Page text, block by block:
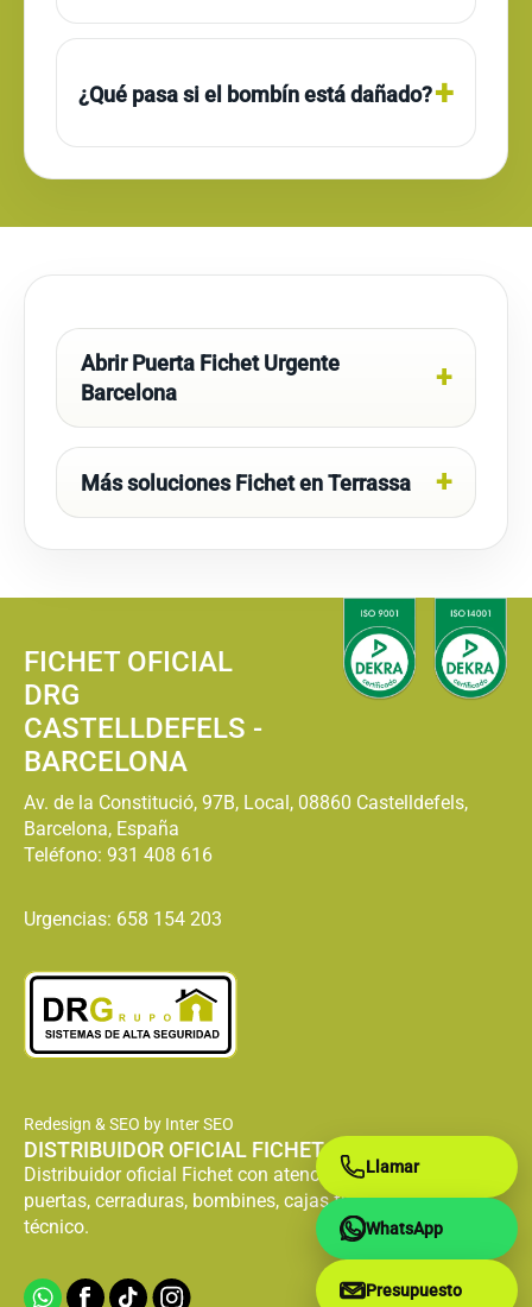
¿Qué pasa si el bombín está dañado?
Abrir Puerta Fichet Urgente
Barcelona
Más soluciones Fichet en Terrassa
FICHET OFICIAL
DRG
CASTELLDEFELS -
BARCELONA
Av. de la Constitució, 97B, Local, 08860 Castelldefels,
Barcelona, España
Teléfono: 931 408 616
Urgencias: 658 154 203
Redesign & SEO by Inter SEO
DISTRIBUIDOR OFICIAL FICHET
Distribuidor oficial Fichet con atención especializada en
puertas, cerraduras, bombines, cajas fuertes y servicio
técnico.
Llamar
WhatsApp
Presupuesto